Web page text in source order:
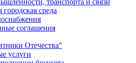
транспорта и связи
среда
соглашения
Отечества"
услуги